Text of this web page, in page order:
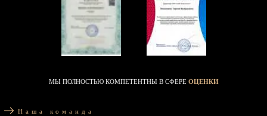
МЫ ПОЛНОСТЬЮ КОМПЕТЕНТНЫ В СФЕРЕ ОЦЕНКИ
Наша команда